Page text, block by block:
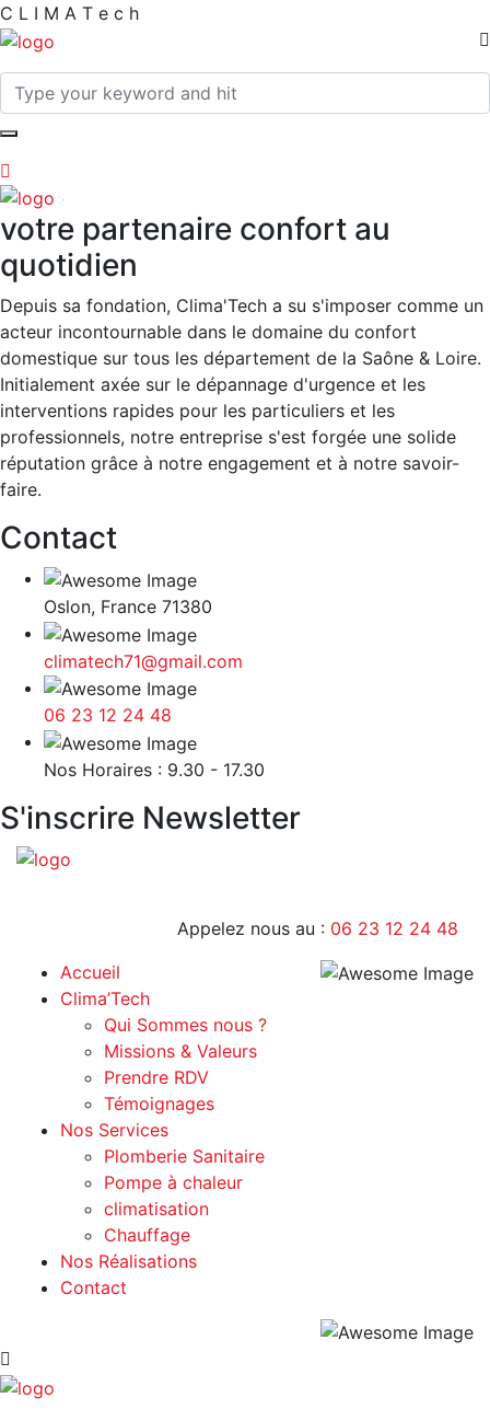
C L I M A T e c h
votre partenaire confort au
quotidien
Depuis sa fondation, Clima'Tech a su s'imposer comme un
acteur incontournable dans le domaine du confort
domestique sur tous les département de la Saône & Loire.
Initialement axée sur le dépannage d'urgence et les
interventions rapides pour les particuliers et les
professionnels, notre entreprise s'est forgée une solide
réputation grâce à notre engagement et à notre savoir-
faire.
Contact
Oslon, France 71380
climatech71@gmail.com
06 23 12 24 48
Nos Horaires : 9.30 - 17.30
S'inscrire Newsletter
Appelez nous au : 06 23 12 24 48
Accueil
Clima’Tech
Qui Sommes nous ?
Missions & Valeurs
Prendre RDV
Témoignages
Nos Services
Plomberie Sanitaire
Pompe à chaleur
climatisation
Chauffage
Nos Réalisations
Contact